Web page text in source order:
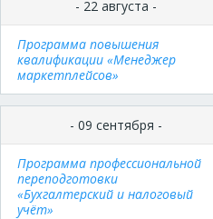
- 22 августа -
Программа повышения
квалификации «Менеджер
маркетплейсов»
- 09 сентября -
Программа профессиональной
переподготовки
«Бухгалтерский и налоговый
учёт»